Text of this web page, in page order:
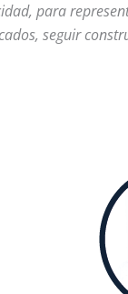
para
seguir